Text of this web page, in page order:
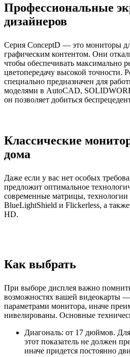
Профессиональные
дизайнеров
Серия ConceptD — это мониторы
графическим контентом. Они
чтобы обеспечивать максимально
цветопередачу высокой
специально предназначен для
моделями в AutoCAD,
он позволяет добиться
Классические
дома
Даже если у вас нет особых
предложит оптимальное
современные матрицы, технологии
BlueLightShield и Flickerless, а
HD.
Как выбрать
При выборе дисплея важно
возможностях вашей видеокарты
параметрами монитора, иначе
нивелированы. Основные
Диагональ: от 17 дюймов.
этот показатель не должен
иначе придется постоянно